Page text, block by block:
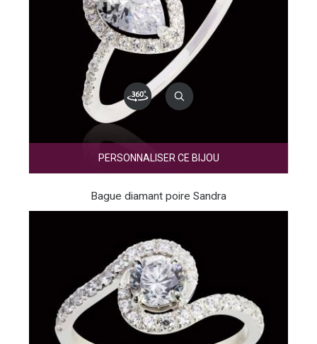
PERSONNALISER CE BIJOU
Bague diamant poire Sandra